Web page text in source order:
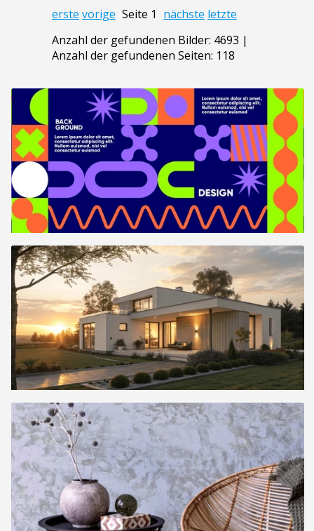
erste vorige Seite 1 nächste letzte
Anzahl der gefundenen Bilder: 4693 |
Anzahl der gefundenen Seiten: 118